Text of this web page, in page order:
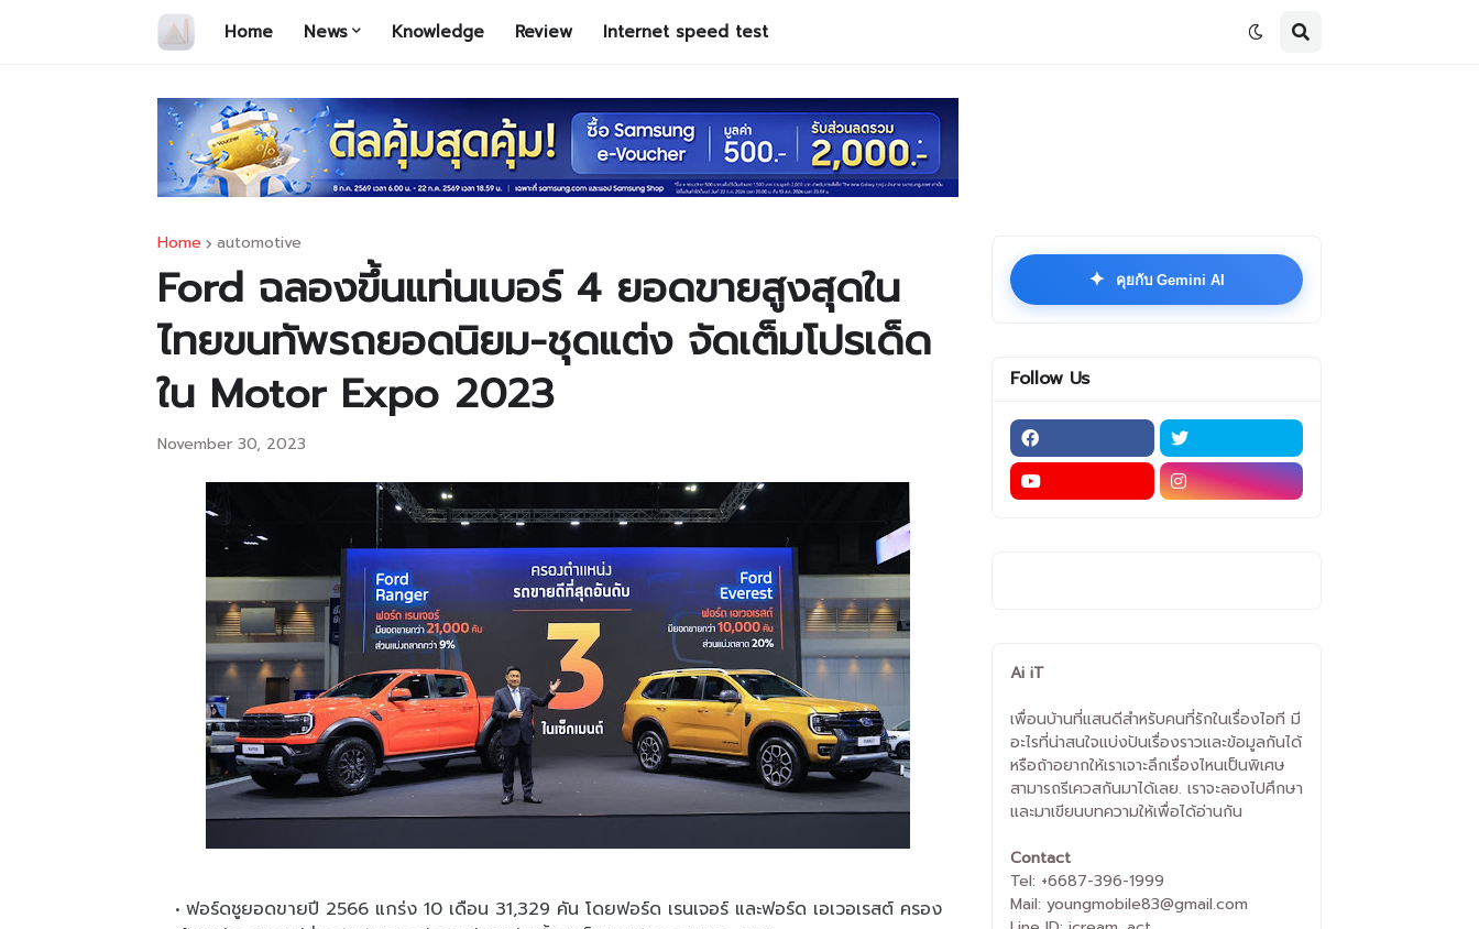
Home News Knowledge Review Internet speed test
Home automotive
Ford ฉลองขึ้นแท่นเบอร์ 4 ยอดขายสูงสุดใน
ไทยขนทัพรถยอดนิยม-ชุดแต่ง จัดเต็มโปรเด็ด
ใน Motor Expo 2023
November 30, 2023
ฟอร์ดชูยอดขายปี 2566 แกร่ง 10 เดือน 31,329 คัน โดยฟอร์ด เรนเจอร์ และฟอร์ด เอเวอเรสต์ ครอง
✦ คุยกับ Gemini AI
Follow Us
Ai iT
เพื่อนบ้านที่แสนดีสำหรับคนที่รักในเรื่องไอที มี
อะไรที่น่าสนใจแบ่งปันเรื่องราวและข้อมูลกันได้
หรือถ้าอยากให้เราเจาะลึกเรื่องไหนเป็นพิเศษ
สามารถรีเควสกันมาได้เลย. เราจะลองไปศึกษา
และมาเขียนบทความให้เพื่อได้อ่านกัน
Contact
Tel: +6687-396-1999
Mail: youngmobile83@gmail.com